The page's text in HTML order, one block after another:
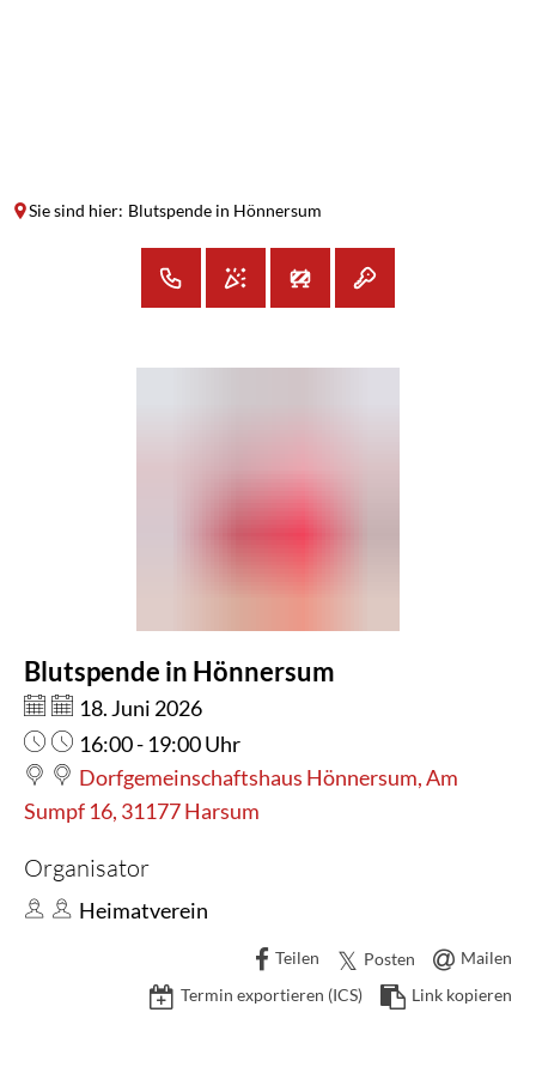
Sie sind hier: Blutspende in Hönnersum
Blutspende in Hönnersum
Datum:
18. Juni 2026
Uhrzeit:
16:00 - 19:00 Uhr
Dorfgemeinschaftshaus Hönnersum, Am
Sumpf 16, 31177 Harsum
Organisator
Heimatverein
Teilen Posten
Mailen
Termin exportieren (ICS)
Link kopieren